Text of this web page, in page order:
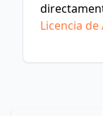
Licencia